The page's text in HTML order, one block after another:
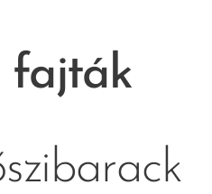
fajták